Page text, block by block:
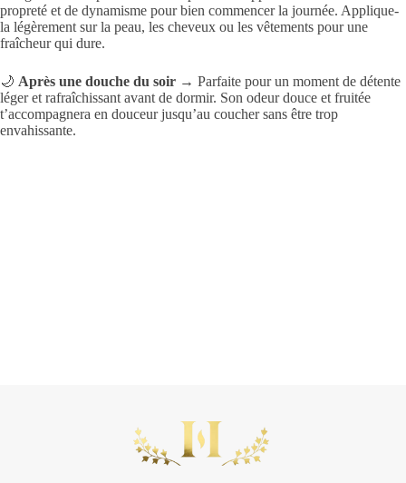
propreté et de dynamisme pour bien commencer la journée. Applique-
la légèrement sur la peau, les cheveux ou les vêtements pour une
fraîcheur qui dure.
🌙 Après une douche du soir → Parfaite pour un moment de détente
léger et rafraîchissant avant de dormir. Son odeur douce et fruitée
t’accompagnera en douceur jusqu’au coucher sans être trop
envahissante.